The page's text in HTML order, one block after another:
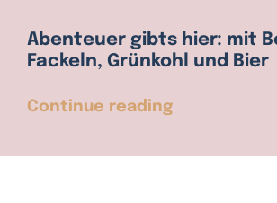
Abenteuer gibts hier: mit
Fackeln, Grünkohl und Bier
Continue reading